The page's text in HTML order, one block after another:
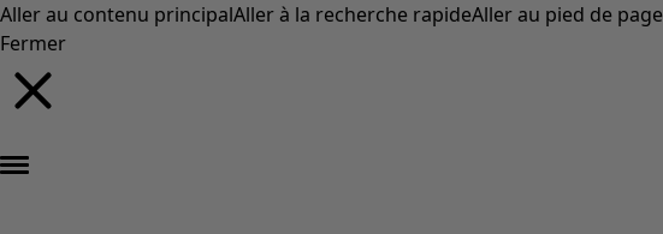
Aller au contenu principalAller à la recherche rapideAller au pied de page
Fermer